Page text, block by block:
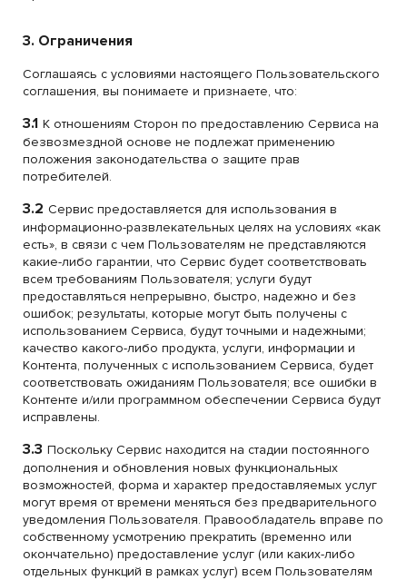
3. Ограничения
Соглашаясь с условиями настоящего Пользовательского
соглашения, вы понимаете и признаете, что:
3.1 К отношениям Сторон по предоставлению Сервиса на
безвозмездной основе не подлежат применению
положения законодательства о защите прав
потребителей.
3.2 Сервис предоставляется для использования в
информационно-развлекательных целях на условиях «как
есть», в связи с чем Пользователям не представляются
какие-либо гарантии, что Сервис будет соответствовать
всем требованиям Пользователя; услуги будут
предоставляться непрерывно, быстро, надежно и без
ошибок; результаты, которые могут быть получены с
использованием Сервиса, будут точными и надежными;
качество какого-либо продукта, услуги, информации и
Контента, полученных с использованием Сервиса, будет
соответствовать ожиданиям Пользователя; все ошибки в
Контенте и/или программном обеспечении Сервиса будут
исправлены.
3.3 Поскольку Сервис находится на стадии постоянного
дополнения и обновления новых функциональных
возможностей, форма и характер предоставляемых услуг
могут время от времени меняться без предварительного
уведомления Пользователя. Правообладатель вправе по
собственному усмотрению прекратить (временно или
окончательно) предоставление услуг (или каких-либо
отдельных функций в рамках услуг) всем Пользователям